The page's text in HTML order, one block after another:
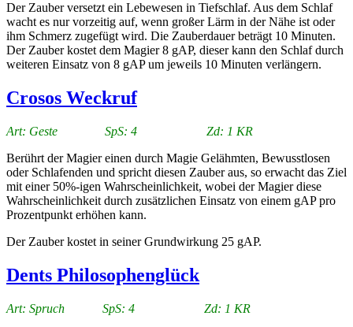
Der Zauber versetzt ein Lebewesen in Tiefschlaf. Aus dem Schlaf
wacht es nur vorzeitig auf, wenn großer Lärm in der Nähe ist oder
ihm Schmerz zugefügt wird. Die Zauberdauer beträgt 10 Minuten.
Der Zauber kostet dem Magier 8 gAP, dieser kann den Schlaf durch
weiteren Einsatz von 8 gAP um jeweils 10 Minuten verlängern.
Crosos Weckruf
Art: Geste SpS: 4 Zd: 1 KR
Berührt der Magier einen durch Magie Gelähmten, Bewusstlosen
oder Schlafenden und spricht diesen Zauber aus, so erwacht das Ziel
mit einer 50%-igen Wahrscheinlichkeit, wobei der Magier diese
Wahrscheinlichkeit durch zusätzlichen Einsatz von einem gAP pro
Prozentpunkt erhöhen kann.
Der Zauber kostet in seiner Grundwirkung 25 gAP.
Dents Philosophenglück
Art: Spruch SpS: 4 Zd: 1 KR